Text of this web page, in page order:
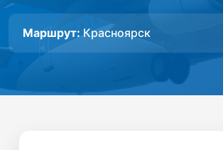
Маршрут:Красноярск